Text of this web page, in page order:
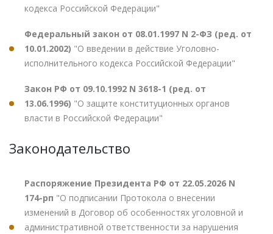
кодекса Российской Федерации"
Федеральный закон от 08.01.1997 N 2-ФЗ (ред. от
10.01.2002) "О введении в действие Уголовно-
исполнительного кодекса Российской Федерации"
Закон РФ от 09.10.1992 N 3618-1 (ред. от
13.06.1996) "О защите конституционных органов
власти в Российской Федерации"
Законодательство
Распоряжение Президента РФ от 22.05.2026 N
174-рп "О подписании Протокола о внесении
изменений в Договор об особенностях уголовной и
административной ответственности за нарушения